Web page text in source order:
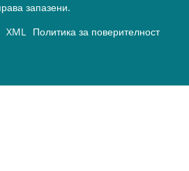
запазени.
XML Политика за поверителност